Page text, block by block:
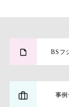
BSフ
事